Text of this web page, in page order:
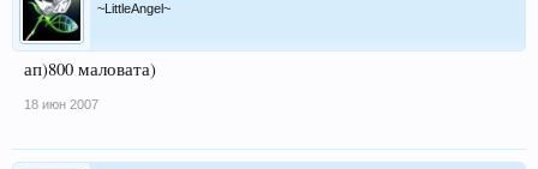
~LittleAngel~
ап)800 маловата)
18 июн 2007